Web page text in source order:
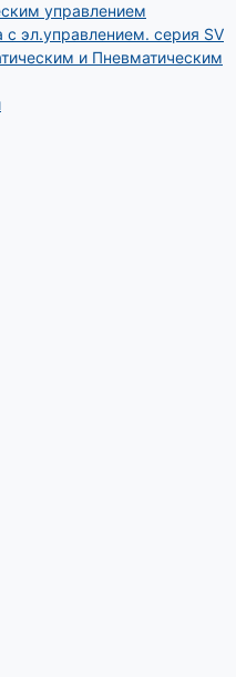
управлением
эл.управлением. серия SV
и Пневматическим